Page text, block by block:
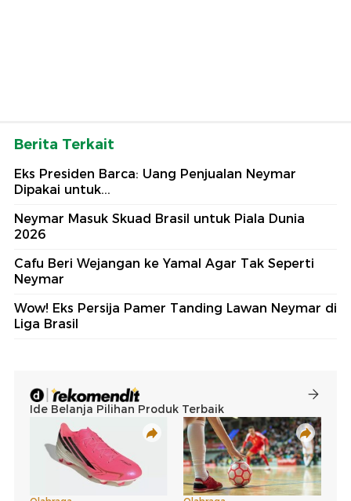
Berita Terkait
Eks Presiden Barca: Uang Penjualan Neymar
Dipakai untuk...
Neymar Masuk Skuad Brasil untuk Piala Dunia
2026
Cafu Beri Wejangan ke Yamal Agar Tak Seperti
Neymar
Wow! Eks Persija Pamer Tanding Lawan Neymar di
Liga Brasil